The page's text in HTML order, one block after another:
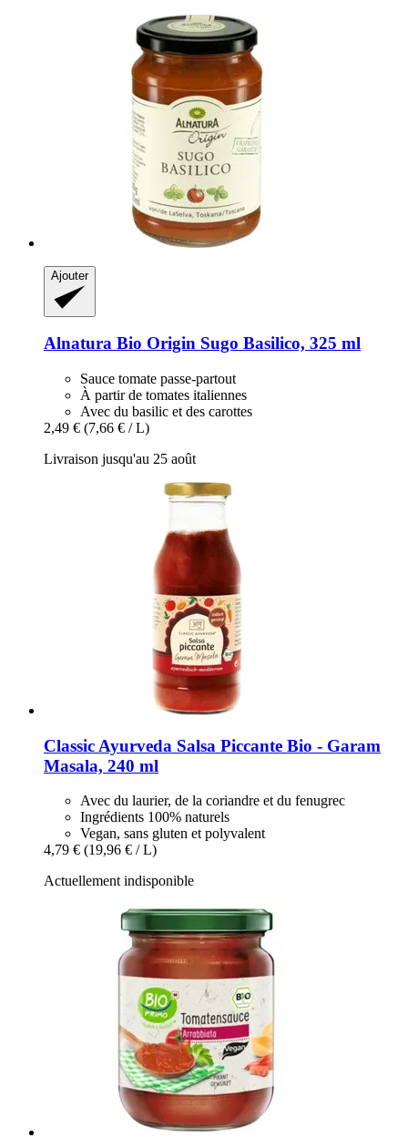
Ajouter
Alnatura Bio Origin Sugo Basilico, 325 ml
Sauce tomate passe-partout
À partir de tomates italiennes
Avec du basilic et des carottes
2,49 € (7,66 € / L)
Livraison jusqu'au 25 août
Classic Ayurveda Salsa Piccante Bio -​ Garam
Masala, 240 ml
Avec du laurier, de la coriandre et du fenugrec
Ingrédients 100% naturels
Vegan, sans gluten et polyvalent
4,79 € (19,96 € / L)
Actuellement indisponible